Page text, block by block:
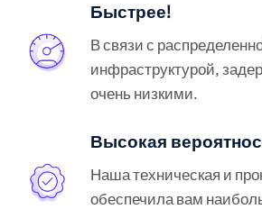
Быстрее!
В связи с
инфраструктурой,
очень низкими.
Высокая
Наша техническая и
обеспечила вам